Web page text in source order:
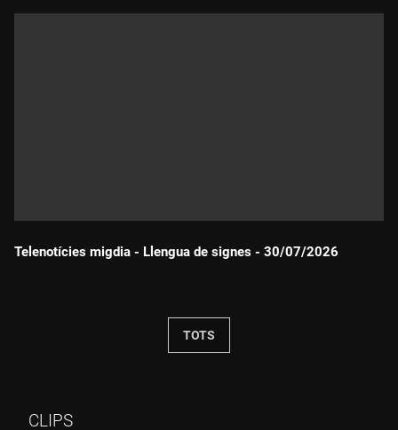
Telenotícies migdia - Llengua de signes - 30/07/2026
TOTS
CLIPS